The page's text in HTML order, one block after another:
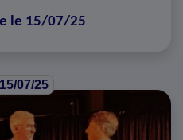
le 15/07/25
07/25